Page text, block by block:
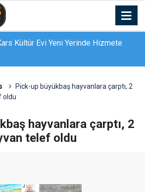
dairelik bina alevlere teslim oldu:
itfaiye merdivenle kurtardı
Pick-up büyükbaş hayvanlara çarptı, 2
oldu
hayvanlara çarptı, 2
telef oldu